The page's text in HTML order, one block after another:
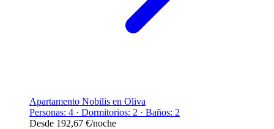
Apartamento Nobilis en Oliva
Personas: 4 · Dormitorios: 2 · Baños: 2
Desde 192,67 €/noche